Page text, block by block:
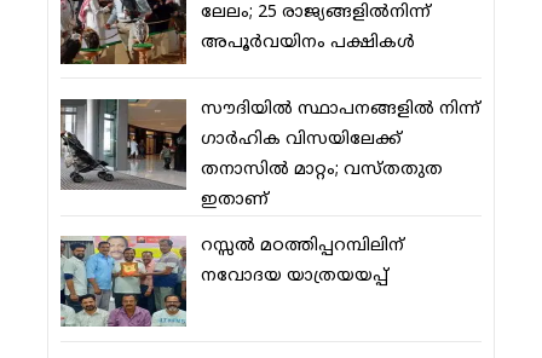
ലേലം; 25 രാജ്യങ്ങളില്‍നിന്ന്
അപൂര്‍വയിനം പക്ഷികള്‍
സൗദിയില്‍ സ്ഥാപനങ്ങളില്‍ നിന്ന്
ഗാര്‍ഹിക വിസയിലേക്ക്
തനാസില്‍ മാറ്റം; വസ്തതുത
ഇതാണ്
റസ്സല്‍ മഠത്തിപ്പറമ്പിലിന്
നവോദയ യാത്രയയപ്പ്